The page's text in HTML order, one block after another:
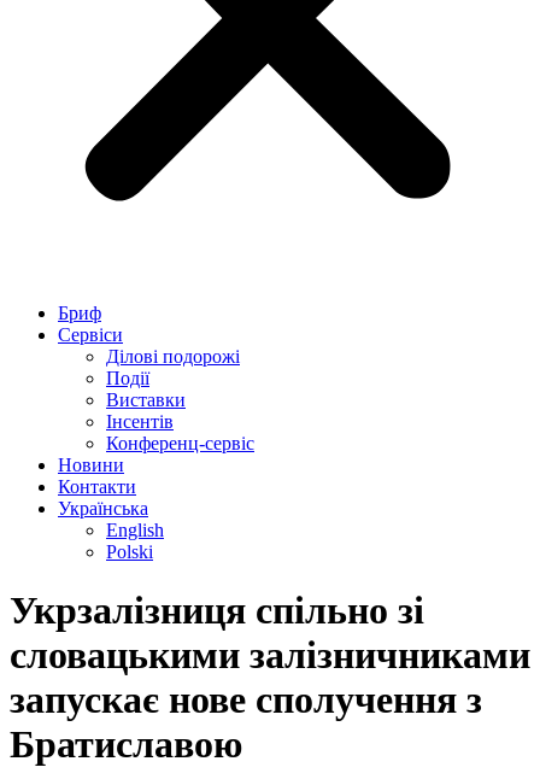
Бриф
Сервіси
Ділові подорожі
Події
Виставки
Інсентів
Конференц-сервіс
Новини
Контакти
Українська
English
Polski
Укрзалізниця спільно зі
словацькими залізничниками
запускає нове сполучення з
Братиславою